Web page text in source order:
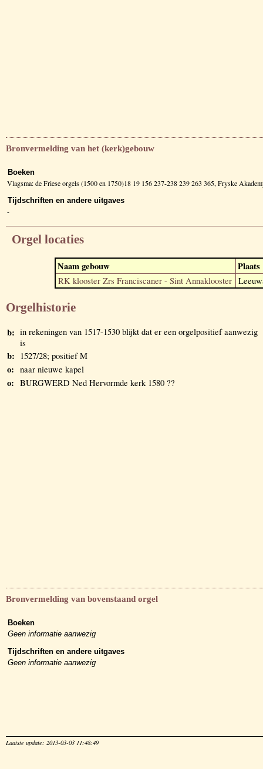
Bronvermelding van het (kerk)gebouw
Boeken
Vlagsma: de Friese orgels (1500 en 1750)18 19 156 237-238 239 263 365, Fryske
Tijdschriften en andere uitgaves
-
Orgel locaties
Naam gebouw Plaats
RK klooster Zrs Franciscaner - Sint Annaklooster
Orgelhistorie
b: in rekeningen van 1517-1530 blijkt dat er een orgelpositief aanwezig
is
b: 1527/28; positief M
o: naar nieuwe kapel
o: BURGWERD Ned Hervormde kerk 1580 ??
Bronvermelding van bovenstaand orgel
Boeken
Geen informatie aanwezig
Tijdschriften en andere uitgaves
Geen informatie aanwezig
Laatste update: 2013-03-03 11:48:49